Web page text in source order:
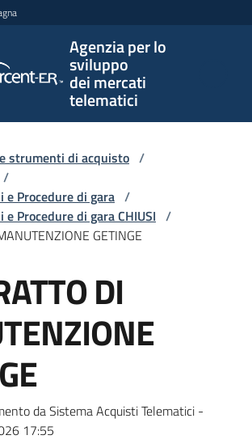
Agenzia per lo
sviluppo
dei mercati
telematici
per lo
sviluppo
telematici
strumenti di acquisto /
/
Procedure di gara /
Procedure di gara CHIUSI /
GETINGE
DI
da Sistema Acquisti Telematici -
17:55